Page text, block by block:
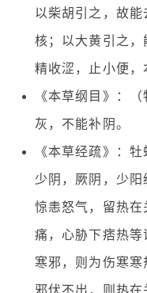
以柴胡引之，故
核；以大黄引之，
精收涩，止小便，
《本草纲目》：
灰，不能补阴。
《本草经疏》：
少阴，厥阴，少阳
惊恚怒气，留热
痛，心胁下痞热等
寒邪，则为伤寒寒
邪伏不出，则热在